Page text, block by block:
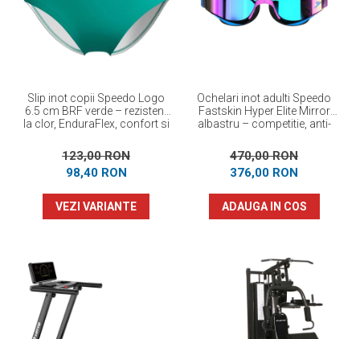
Slip inot copii Speedo Logo
6.5 cm BRF verde – rezistent
la clor, EnduraFlex, confort si
123,00 RON
98,40 RON
VEZI VARIANTE
Ochelari inot adulti Speedo
Fastskin Hyper Elite Mirror
albastru – competitie, anti-
470,00 RON
376,00 RON
ADAUGA IN COS